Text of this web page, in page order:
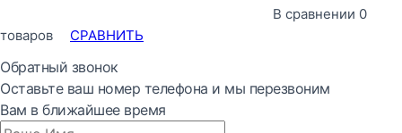
В сравнении 0
товаров
СРАВНИТЬ
Обратный звонок
Оставьте ваш номер телефона и мы перезвоним
Вам в ближайшее время